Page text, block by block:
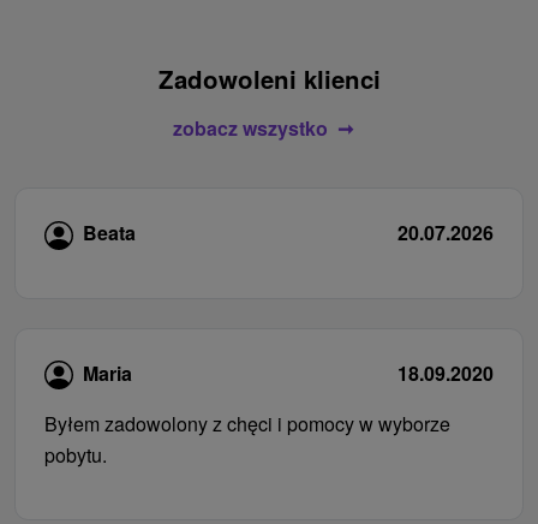
Zadowoleni klienci
zobacz wszystko
Beata 20.07.2026
Maria
18.09.2020
Byłem zadowolony z chęci i pomocy w wyborze
pobytu.